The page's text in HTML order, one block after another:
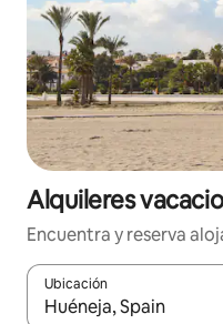
Alquileres
Encuentra y reserva
Ubicación
Cuando los resultados